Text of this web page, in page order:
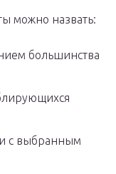
можно назвать:
большинства
с выбранным